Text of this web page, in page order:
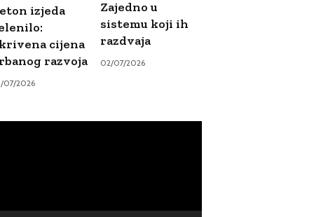
izjeda
cijena
razvoja
07/2026
Zajedno u
sistemu koji ih
razdvaja
02/07/2026